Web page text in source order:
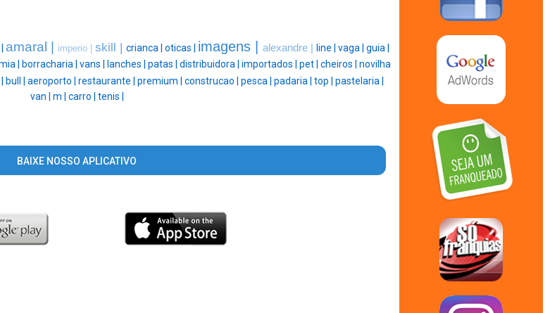
amaral | imperio | skill | crianca | oticas | imagens | alexandre | line | vaga | guia |
| borracharia | vans | lanches | patas | distribuidora | importados | pet | cheiros | novilha
bull | aeroporto | restaurante | premium | construcao | pesca | padaria | top | pastelaria |
van | m | carro | tenis |
BAIXE NOSSO APLICATIVO